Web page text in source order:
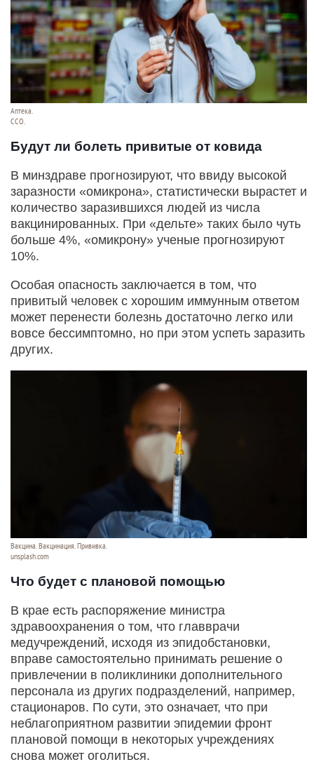
Аптека.
ССО.
Будут ли болеть привитые от ковида
В минздраве прогнозируют, что ввиду высокой
заразности «омикрона», статистически вырастет и
количество заразившихся людей из числа
вакцинированных. При «дельте» таких было чуть
больше 4%, «омикрону» ученые прогнозируют
10%.
Особая опасность заключается в том, что
привитый человек с хорошим иммунным ответом
может перенести болезнь достаточно легко или
вовсе бессимптомно, но при этом успеть заразить
других.
Вакцина. Вакцинация. Прививка.
unsplash.com
Что будет с плановой помощью
В крае есть распоряжение министра
здравоохранения о том, что главврачи
медучреждений, исходя из эпидобстановки,
вправе самостоятельно принимать решение о
привлечении в поликлиники дополнительного
персонала из других подразделений, например,
стационаров. По сути, это означает, что при
неблагоприятном развитии эпидемии фронт
плановой помощи в некоторых учреждениях
снова может оголиться.